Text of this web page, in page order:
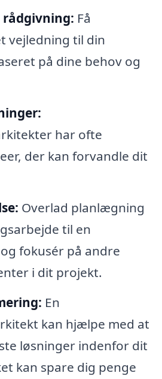
rådgivning: Få
vejledning til din
på dine behov og
har ofte
der kan forvandle dit
Overlad planlægning
til en
fokusér på andre
i dit projekt.
En
kan hjælpe med at
løsninger indenfor dit
kan spare dig penge